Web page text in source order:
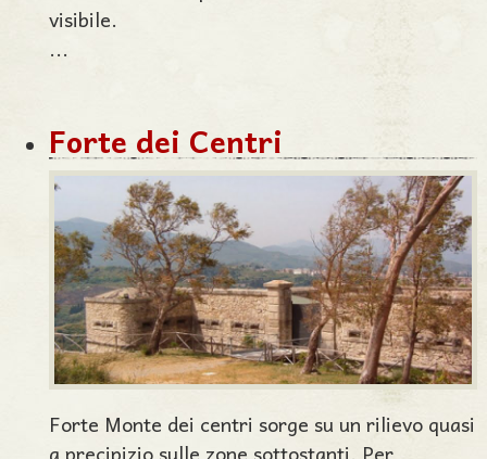
visibile.
...
Forte dei Centri
Forte Monte dei centri sorge su un rilievo quasi